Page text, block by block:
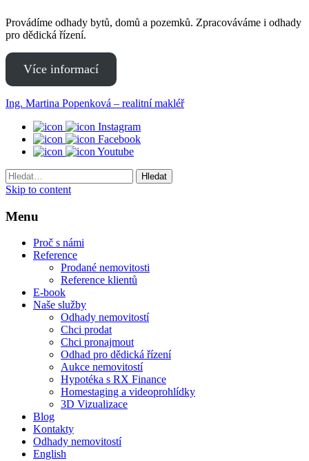
Provádíme odhady bytů, domů a pozemků. Zpracováváme i odhady
pro dědická řízení.
Více informací
Ing. Martina Popenková – realitní makléř
Instagram
Facebook
Youtube
Hledaný
výraz
Skip to content
Menu
Proč s námi
Reference
Prodané nemovitosti
Reference klientů
E-book
Naše služby
Odhady nemovitostí
Chci prodat
Chci pronajmout
Odhad pro dědická řízení
Aukce nemovitostí
Hypotéka s RX Finance
Homestaging a videoprohlídky
3D Vizualizace
Blog
Kontakty
Odhady nemovitostí
English